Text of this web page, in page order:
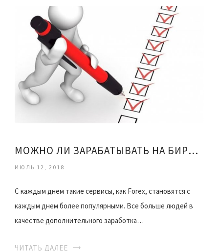
МОЖНО ЛИ ЗАРАБАТЫВАТЬ НА БИРЖЕ ОТЗЫВЫ
ИЮЛЬ 12, 2018
С каждым днем такие сервисы, как Forex, становятся с
каждым днем более популярными. Все больше людей в
качестве дополнительного заработка…
ЧИТАТЬ ДАЛЕЕ